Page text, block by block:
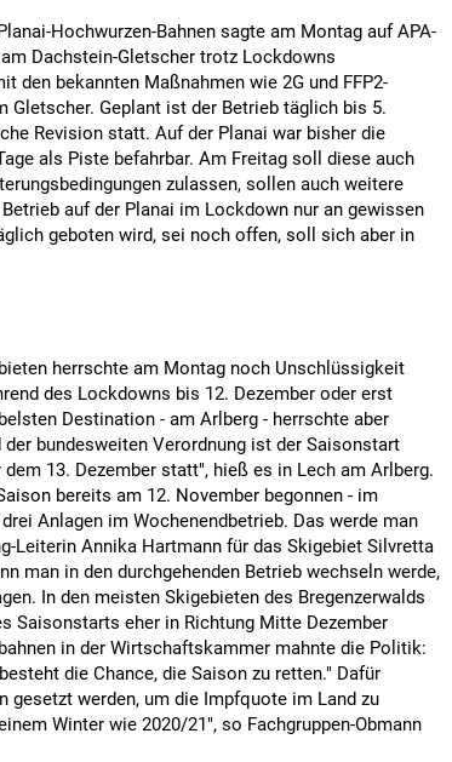
Hochwurzen-Bahnen sagte am Montag auf APA-
Dachstein-Gletscher trotz Lockdowns
den bekannten Maßnahmen wie 2G und FFP2-
Gletscher. Geplant ist der Betrieb täglich bis 5.
Revision statt. Auf der Planai war bisher die
als Piste befahrbar. Am Freitag soll diese auch
zulassen, sollen auch weitere
auf der Planai im Lockdown nur an gewissen
geboten wird, sei noch offen, soll sich aber in
herrschte am Montag noch Unschlüssigkeit
des Lockdowns bis 12. Dezember oder erst
Destination - am Arlberg - herrschte aber
der bundesweiten Verordnung ist der Saisonstart
13. Dezember statt", hieß es in Lech am Arlberg.
bereits am 12. November begonnen - im
Anlagen im Wochenendbetrieb. Das werde man
Leiterin Annika Hartmann für das Skigebiet Silvretta
man in den durchgehenden Betrieb wechseln werde,
In den meisten Skigebieten des Bregenzerwalds
Saisonstarts eher in Richtung Mitte Dezember
in der Wirtschaftskammer mahnte die Politik:
die Chance, die Saison zu retten." Dafür
gesetzt werden, um die Impfquote im Land zu
Winter wie 2020/21", so Fachgruppen-Obmann